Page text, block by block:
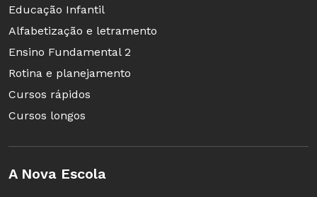
Educação Infantil
Alfabetização e letramento
Ensino Fundamental 2
Rotina e planejamento
Cursos rápidos
Cursos longos
A Nova Escola